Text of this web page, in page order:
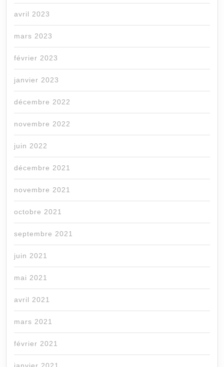
avril 2023
mars 2023
février 2023
janvier 2023
décembre 2022
novembre 2022
juin 2022
décembre 2021
novembre 2021
octobre 2021
septembre 2021
juin 2021
mai 2021
avril 2021
mars 2021
février 2021
janvier 2021